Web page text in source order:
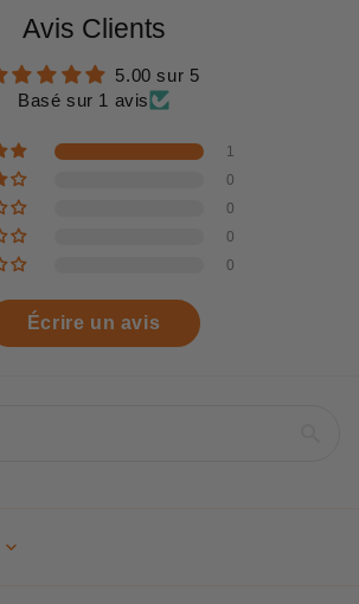
Avis Clients
5.00 sur 5
Basé sur 1 avis
1
0
0
0
0
Écrire un avis